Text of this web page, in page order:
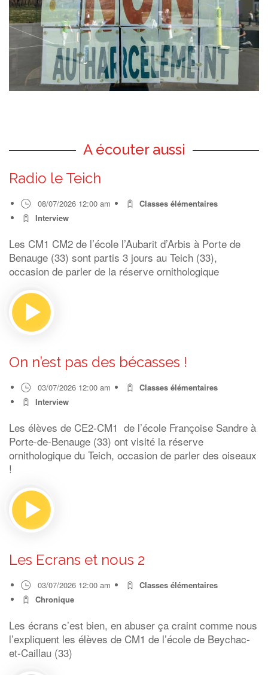
A écouter aussi
Radio le Teich
08/07/2026 12:00 am
Classes élémentaires
Interview
Les CM1 CM2 de l’école l’Aubarit d’Arbis à Porte de
Benauge (33) sont partis 3 jours au Teich (33),
occasion de parler de la réserve ornithologique
On n’est pas des bécasses !
03/07/2026 12:00 am
Classes élémentaires
Interview
Les élèves de CE2-CM1 de l’école Françoise Sandre à
Porte-de-Benauge (33) ont visité la réserve
ornithologique du Teich, occasion de parler des oiseaux
!
Les Ecrans et nous 2
03/07/2026 12:00 am
Classes élémentaires
Chronique
Les écrans c’est bien, en abuser ça craint comme nous
l’expliquent les élèves de CM1 de l’école de Beychac-
et-Caillau (33)